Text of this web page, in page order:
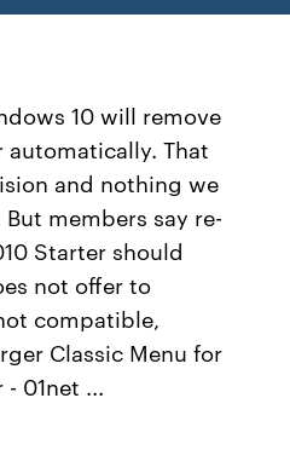
10 will remove
automatically. That
and nothing we
members say re-
Starter should
not offer to
compatible,
Classic Menu for
01net ...